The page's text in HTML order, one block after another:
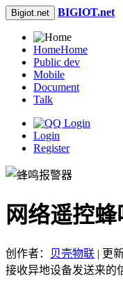
Bigiot.net BIGIOT.net
HomeHome
Public dev
Mobile
Document
Talk
Login
Register
网络遥控
创作者： 贝壳物联 | 更
接收异地设备发送来的